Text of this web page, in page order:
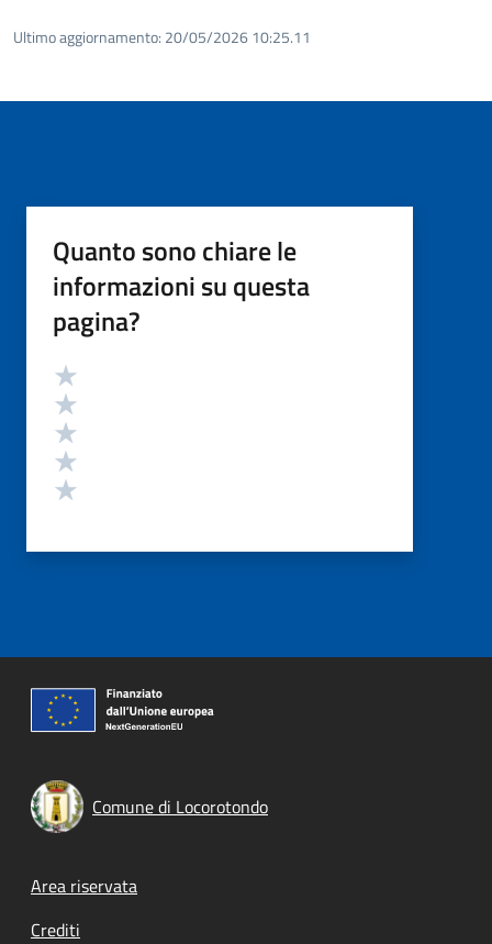
Ultimo aggiornamento: 20/05/2026 10:25.11
Quanto sono chiare le
informazioni su questa
pagina?
Valutazione
Comune di Locorotondo
Footer menu
Area riservata
Crediti